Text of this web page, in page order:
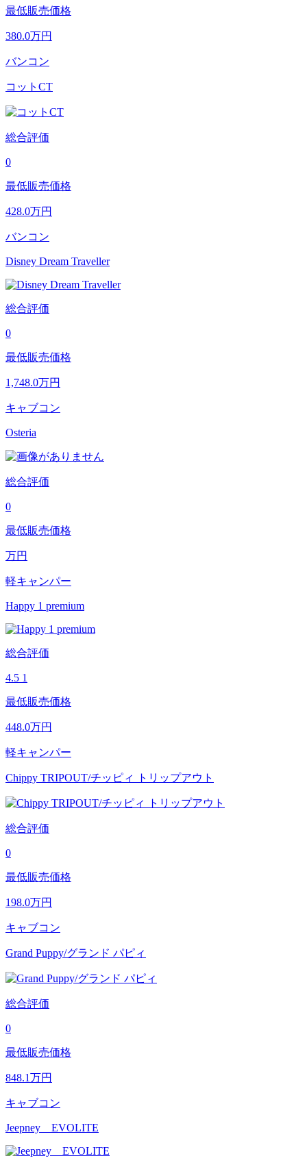
最低販売価格
380.0万円
バンコン
コットCT
総合評価
0
最低販売価格
428.0万円
バンコン
Disney Dream Traveller
総合評価
0
最低販売価格
1,748.0万円
キャブコン
Osteria
総合評価
0
最低販売価格
万円
軽キャンパー
Happy 1 premium
総合評価
4.5 1
最低販売価格
448.0万円
軽キャンパー
Chippy TRIPOUT/チッピィ トリップアウト
総合評価
0
最低販売価格
198.0万円
キャブコン
Grand Puppy/グランド パピィ
総合評価
0
最低販売価格
848.1万円
キャブコン
Jeepney EVOLITE